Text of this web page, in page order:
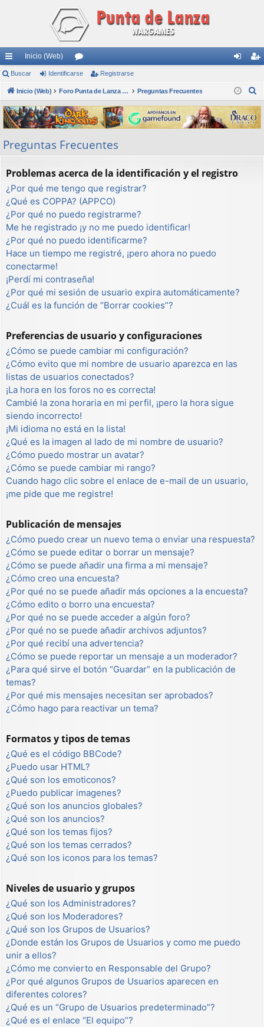
nl
ac
es
rá
pi
Inicio (Web)
or
os nti
fic
ar
ist
ra
rs
Buscar Identificarse Registrarse
Inicio (Web) Foro Punta de Lanza Wargames Preguntas Frecuentes
s
c
r
Preguntas Frecuentes
Problemas acerca de la identificación y el registro
¿Por qué me tengo que registrar?
¿Qué es COPPA? (APPCO)
¿Por qué no puedo registrarme?
Me he registrado ¡y no me puedo identificar!
¿Por qué no puedo identificarme?
Hace un tiempo me registré, ¡pero ahora no puedo
conectarme!
¡Perdí mi contraseña!
¿Por qué mi sesión de usuario expira automáticamente?
¿Cuál es la función de “Borrar cookies”?
Preferencias de usuario y configuraciones
¿Cómo se puede cambiar mi configuración?
¿Cómo evito que mi nombre de usuario aparezca en las
listas de usuarios conectados?
¡La hora en los foros no es correcta!
Cambié la zona horaria en mi perfil, ¡pero la hora sigue
siendo incorrecto!
¡Mi idioma no está en la lista!
¿Qué es la imagen al lado de mi nombre de usuario?
¿Cómo puedo mostrar un avatar?
¿Cómo se puede cambiar mi rango?
Cuando hago clic sobre el enlace de e-mail de un usuario,
¡me pide que me registre!
Publicación de mensajes
¿Cómo puedo crear un nuevo tema o enviar una respuesta?
¿Cómo se puede editar o borrar un mensaje?
¿Cómo se puede añadir una firma a mi mensaje?
¿Cómo creo una encuesta?
¿Por qué no se puede añadir más opciones a la encuesta?
¿Cómo edito o borro una encuesta?
¿Por qué no se puede acceder a algún foro?
¿Por qué no se puede añadir archivos adjuntos?
¿Por qué recibí una advertencia?
¿Cómo se puede reportar un mensaje a un moderador?
¿Para qué sirve el botón “Guardar” en la publicación de
temas?
¿Por qué mis mensajes necesitan ser aprobados?
¿Cómo hago para reactivar un tema?
Formatos y tipos de temas
¿Qué es el código BBCode?
¿Puedo usar HTML?
¿Qué son los emoticonos?
¿Puedo publicar imagenes?
¿Qué son los anuncios globales?
¿Qué son los anuncios?
¿Qué son los temas fijos?
¿Qué son los temas cerrados?
¿Qué son los iconos para los temas?
Niveles de usuario y grupos
¿Qué son los Administradores?
¿Qué son los Moderadores?
¿Qué son los Grupos de Usuarios?
¿Donde están los Grupos de Usuarios y como me puedo
unir a ellos?
¿Cómo me convierto en Responsable del Grupo?
¿Por qué algunos Grupos de Usuarios aparecen en
diferentes colores?
¿Qué es un “Grupo de Usuarios predeterminado”?
¿Qué es el enlace “El equipo”?